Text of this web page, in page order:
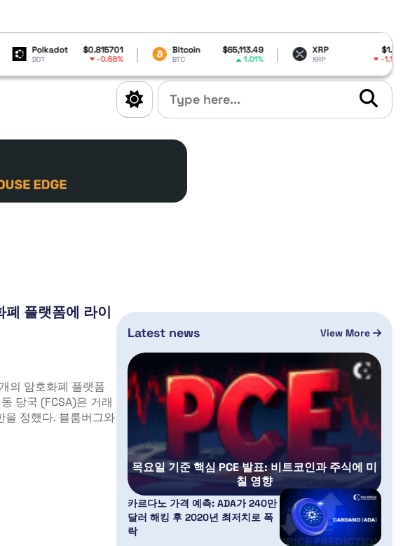
Polkadot $0.815701
-0.68%
Bitcoin $65,113.49
BTC
XRP
XRP
플랫폼에 라이
의 암호화폐 플랫폼
당국 (FCSA)은 거래
을 정했다. 블룸버그와
Latest news View More
목요일 기준 핵심 PCE 발표: 비트코인과 주식에 미
칠 영향
카르다노 가격 예측: ADA가 240만
달러 해킹 후 2020년 최저치로 폭
락